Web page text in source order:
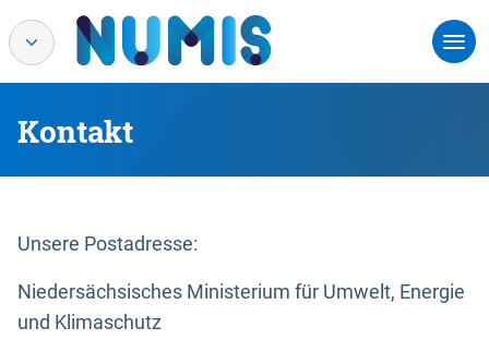
Kontakt
Unsere Postadresse:
Niedersächsisches Ministerium für Umwelt, Energie
und Klimaschutz